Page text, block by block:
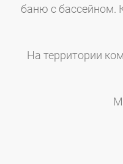
баню с бассейном.
На территории